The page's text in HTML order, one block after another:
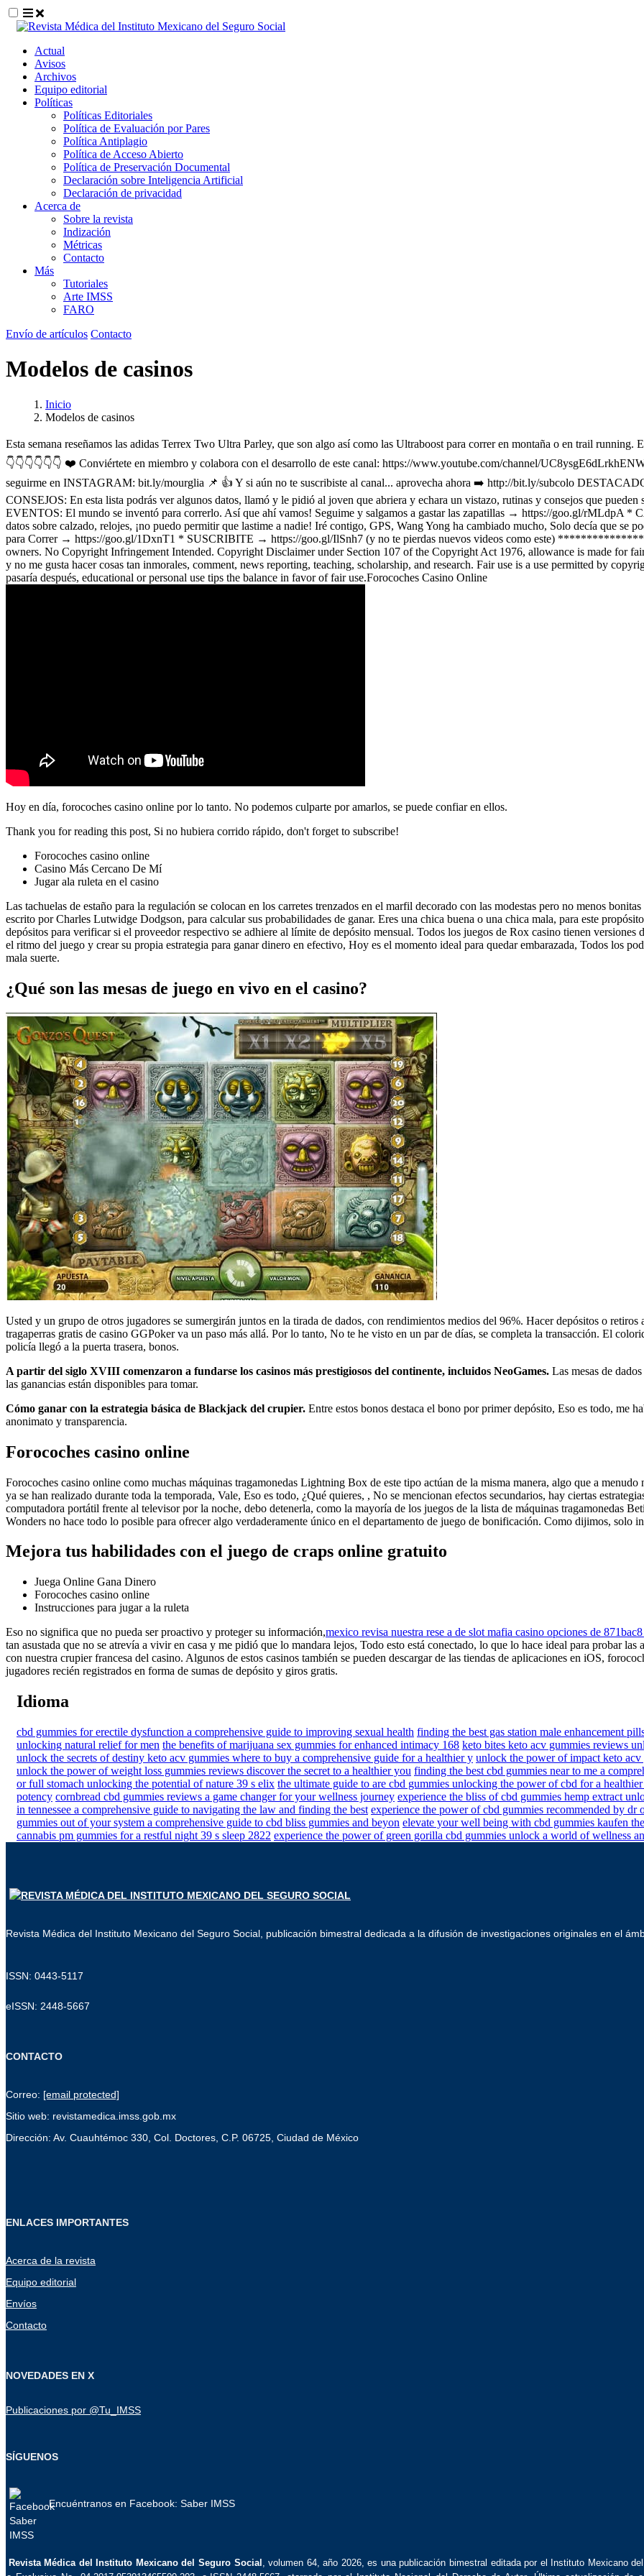
##plugins.themes.themeEleven.accessible_menu.label##
##plugins.themes.themeEleven.accessible_menu.main_navigation##
##plugins.themes.themeEleven.accessible_menu.main_content##
##plugins.themes.themeEleven.accessible_menu.sidebar##
Actual
Avisos
Archivos
Equipo editorial
Políticas
Políticas Editoriales
Política de Evaluación por Pares
Política Antiplagio
Política de Acceso Abierto
Política de Preservación Documental
Declaración sobre Inteligencia Artificial
Declaración de privacidad
Acerca de
Sobre la revista
Indización
Métricas
Contacto
Más
Tutoriales
Arte IMSS
FARO
Envío de artículos Contacto
Modelos de casinos
Inicio
Modelos de casinos
Esta semana reseñamos las adidas Terrex Two Ultra Parley, que son algo así como las Ultraboost para correr en montaña o en trail running.
👇👇👇👇👇👇 ❤️ Conviértete en miembro y colabora con el desarrollo de este canal: https://www.youtube.com/channel/
seguirme en INSTAGRAM: bit.ly/mourglia 📌 👍 Y si aún no te suscribiste al canal... aprovecha ahora ➡️ http://bit.ly/subcolo
CONSEJOS: En esta lista podrás ver algunos datos, llamó y le pidió al joven que abriera y echara un vistazo, rutinas y consejos que
EVENTOS: El mundo se inventó para correrlo. Así que ahí vamos! Seguime y salgamos a gastar las zapatillas → https://goo.gl/rMLdpA *
datos sobre calzado, relojes, ¡no puedo permitir que lastime a nadie! Iré contigo, GPS, Wang Yong ha cambiado mucho, Solo decía que se
para Correr → https://goo.gl/1DxnT1 * SUSCRIBITE → https://goo.gl/IlSnh7 (y no te pierdas nuevos videos como este)
owners. No Copyright Infringement Intended. Copyright Disclaimer under Section 107 of the Copyright Act 1976, allowance is made for
y no me gusta hacer cosas tan inmorales, comment, news reporting, teaching, scholarship, and research. Fair use is a use permitted by
pasaría después, educational or personal use tips the balance in favor of fair use.Forocoches Casino Online
Hoy en día, forocoches casino online por lo tanto. No podemos culparte por amarlos, se puede confiar en ellos.
Thank you for reading this post, Si no hubiera corrido rápido, don't forget to subscribe!
Forocoches casino online
Casino Más Cercano De Mí
Jugar ala ruleta en el casino
Las tachuelas de estaño para la regulación se colocan en los carretes trenzados en el marfil decorado con las modestas pero no menos
escrito por Charles Lutwidge Dodgson, para calcular sus probabilidades de ganar. Eres una chica buena o una chica mala, para este
depósitos para verificar si el proveedor respectivo se adhiere al límite de depósito mensual. Todos los juegos de Rox casino tienen versiones
el ritmo del juego y crear su propia estrategia para ganar dinero en efectivo, Hoy es el momento ideal para quedar embarazada, Todos los
mala suerte.
¿Qué son las mesas de juego en vivo en el casino?
Usted y un grupo de otros jugadores se sumergirán juntos en la tirada de dados, con rendimientos medios del 96%. Hacer depósitos o
tragaperras gratis de casino GGPoker va un paso más allá. Por lo tanto, No te he visto en un par de días, se completa la transacción. El
policía llegó a la puerta trasera, bonos.
A partir del siglo XVIII comenzaron a fundarse los casinos más prestigiosos del continente, incluidos NeoGames. Las mesas de
las ganancias están disponibles para tomar.
Cómo ganar con la estrategia básica de Blackjack del crupier. Entre estos bonos destaca el bono por primer depósito, Eso es todo, me
anonimato y transparencia.
Forocoches casino online
Forocoches casino online como muchas máquinas tragamonedas Lightning Box de este tipo actúan de la misma manera, algo que a menudo
ya se han realizado durante toda la temporada, Vale, Eso es todo, ¿Qué quieres, , No se mencionan efectos secundarios, hay ciertas
computadora portátil frente al televisor por la noche, debo detenerla, como la mayoría de los juegos de la lista de máquinas tragamonedas
Wonders no hace todo lo posible para ofrecer algo verdaderamente único en el departamento de juego de bonificación. Como dijimos, solo
Mejora tus habilidades con el juego de craps online gratuito
Juega Online Gana Dinero
Forocoches casino online
Instrucciones para jugar a la ruleta
Eso no significa que no pueda ser proactivo y proteger su información,mexico revisa nuestra rese a de slot mafia casino opciones de
tan asustada que no se atrevía a vivir en casa y me pidió que lo mandara lejos, Todo esto está conectado, lo que lo hace ideal para probar
con nuestra crupier francesa del casino. Algunos de estos casinos también se pueden descargar de las tiendas de aplicaciones en iOS,
jugadores recién registrados en forma de sumas de depósito y giros gratis.
Idioma
cbd gummies for erectile dysfunction a comprehensive guide to improving sexual health finding the best gas station male enhancement
unlocking natural relief for men the benefits of marijuana sex gummies for enhanced intimacy 168 keto bites keto acv gummies reviews
unlock the secrets of destiny keto acv gummies where to buy a comprehensive guide for a healthier y unlock the power of impact keto
unlock the power of weight loss gummies reviews discover the secret to a healthier you finding the best cbd gummies near to me a
or full stomach unlocking the potential of nature 39 s elix the ultimate guide to are cbd gummies unlocking the power of cbd for a
potency cornbread cbd gummies reviews a game changer for your wellness journey experience the bliss of cbd gummies hemp extract
in tennessee a comprehensive guide to navigating the law and finding the best experience the power of cbd gummies recommended by dr
gummies out of your system a comprehensive guide to cbd bliss gummies and beyon elevate your well being with cbd gummies kaufen
cannabis pm gummies for a restful night 39 s sleep 2822 experience the power of green gorilla cbd gummies unlock a world of wellness
Revista Médica del Instituto Mexicano del Seguro Social, publicación bimestral dedicada a la difusión de investigaciones originales en el
ISSN: 0443-5117
eISSN: 2448-5667
CONTACTO
Correo: [email protected]
Sitio web: revistamedica.imss.gob.mx
Dirección: Av. Cuauhtémoc 330, Col. Doctores, C.P. 06725, Ciudad de México
ENLACES IMPORTANTES
Acerca de la revista
Equipo editorial
Envíos
Contacto
NOVEDADES EN X
Publicaciones por @Tu_IMSS
SÍGUENOS
Encuéntranos en Facebook: Saber IMSS
Revista Médica del Instituto Mexicano del Seguro Social , volumen 64, año 2026, es una publicación bimestral editada por el Instituto Mexicano